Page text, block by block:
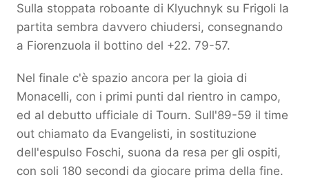
Sulla stoppata roboante di Klyuchnyk su Frigoli la
partita sembra davvero chiudersi, consegnando
a Fiorenzuola il bottino del +22. 79-57.
Nel finale c'è spazio ancora per la gioia di
Monacelli, con i primi punti dal rientro in campo,
ed al debutto ufficiale di Tourn. Sull'89-59 il time
out chiamato da Evangelisti, in sostituzione
dell'espulso Foschi, suona da resa per gli ospiti,
con soli 180 secondi da giocare prima della fine.